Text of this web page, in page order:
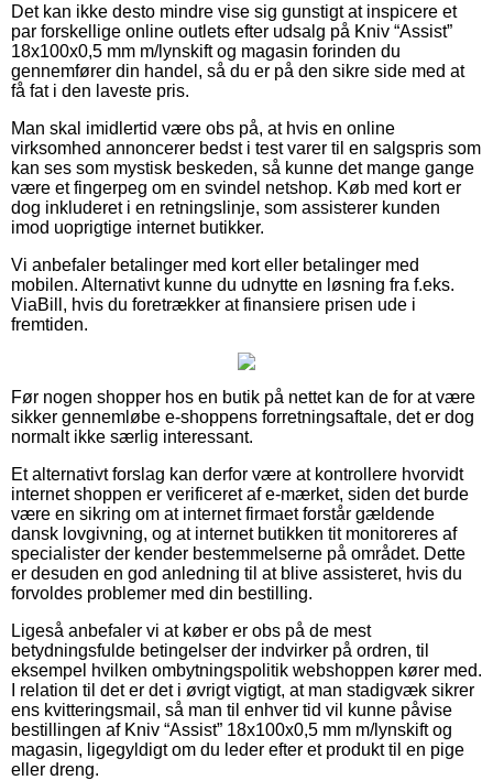
Det kan ikke desto mindre vise sig gunstigt at inspicere et
par forskellige online outlets efter udsalg på Kniv “Assist”
18x100x0,5 mm m/lynskift og magasin forinden du
gennemfører din handel, så du er på den sikre side med at
få fat i den laveste pris.
Man skal imidlertid være obs på, at hvis en online
virksomhed annoncerer bedst i test varer til en salgspris som
kan ses som mystisk beskeden, så kunne det mange gange
være et fingerpeg om en svindel netshop. Køb med kort er
dog inkluderet i en retningslinje, som assisterer kunden
imod uoprigtige internet butikker.
Vi anbefaler betalinger med kort eller betalinger med
mobilen. Alternativt kunne du udnytte en løsning fra f.eks.
ViaBill, hvis du foretrækker at finansiere prisen ude i
fremtiden.
Før nogen shopper hos en butik på nettet kan de for at være
sikker gennemløbe e-shoppens forretningsaftale, det er dog
normalt ikke særlig interessant.
Et alternativt forslag kan derfor være at kontrollere hvorvidt
internet shoppen er verificeret af e-mærket, siden det burde
være en sikring om at internet firmaet forstår gældende
dansk lovgivning, og at internet butikken tit monitoreres af
specialister der kender bestemmelserne på området. Dette
er desuden en god anledning til at blive assisteret, hvis du
forvoldes problemer med din bestilling.
Ligeså anbefaler vi at køber er obs på de mest
betydningsfulde betingelser der indvirker på ordren, til
eksempel hvilken ombytningspolitik webshoppen kører med.
I relation til det er det i øvrigt vigtigt, at man stadigvæk sikrer
ens kvitteringsmail, så man til enhver tid vil kunne påvise
bestillingen af Kniv “Assist” 18x100x0,5 mm m/lynskift og
magasin, ligegyldigt om du leder efter et produkt til en pige
eller dreng.